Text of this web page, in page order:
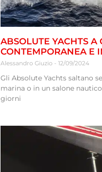
ABSOLUTE YACHTS
CONTEMPORANEA E
Alessandro Giuzio 12/09/2024
Gli Absolute Yachts saltano
marina o in un salone
giorni